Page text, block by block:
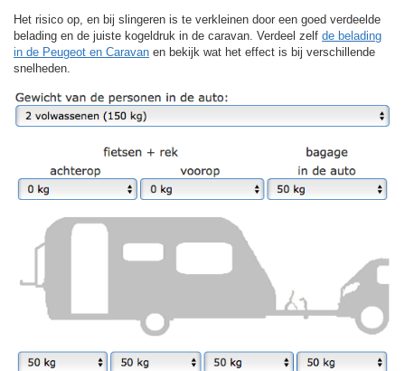
Het risico op, en bij slingeren is te verkleinen door een goed verdeelde
belading en de juiste kogeldruk in de caravan. Verdeel zelf de belading
in de Peugeot en Caravan en bekijk wat het effect is bij verschillende
snelheden.